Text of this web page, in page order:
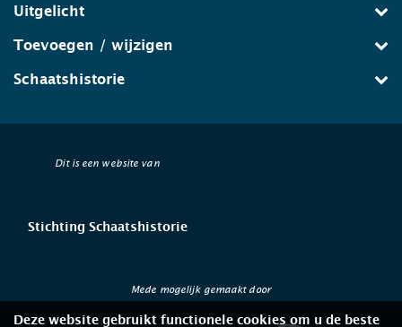
Uitgelicht
Toevoegen / wijzigen
Schaatshistorie
Dit is een website van
Stichting Schaatshistorie
Mede mogelijk gemaakt door
Deze website gebruikt functionele cookies om u de beste